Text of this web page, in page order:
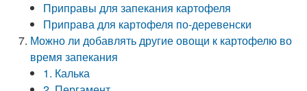
Приправы для запекания картофеля
Приправа для картофеля по-деревенски
Можно ли добавлять другие овощи к картофелю во
время запекания
1. Калька